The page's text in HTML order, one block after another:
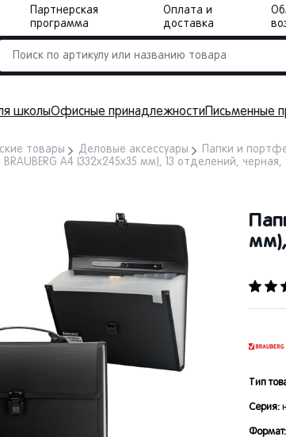
Партнерская
программа
Оплата и
доставка
школыОфисные принадлежностиПисьменные
товары Деловые аксессуары
Папки и
А4 (332х245х35 мм), 13 отделений, черная,
мм),
Тип
Серия:
Формат: